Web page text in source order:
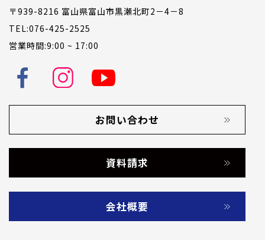
〒939-8216 富山県富山市黒瀬北町2－4－8
TEL:076-425-2525
営業時間:9:00 ~ 17:00
お問い合わせ
資料請求
会社概要